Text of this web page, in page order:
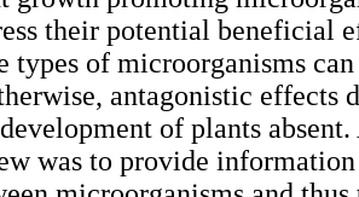
their potential beneficial
types of microorganisms
antagonistic effects
of plants
was to provide